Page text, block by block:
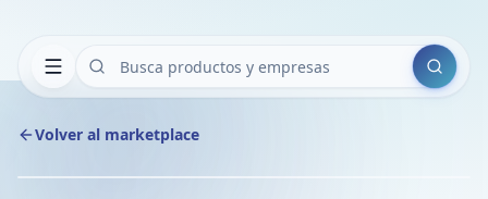
Buscar
Volver al marketplace